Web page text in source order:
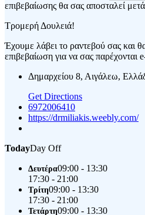
επιβεβαίωσης θα σας αποσταλεί
Τρομερή Δουλειά!
Έχουμε λάβει το ραντεβού σας και
επιβεβαίωση για να σας παρέχονται
Δημαρχείου 8, Αιγάλεω,
Get Directions
6972006410
https://drmiliakis.weebly.com/
TodayDay Off
Δευτέρα09:00 - 13:30
17:30 - 21:00
Τρίτη09:00 - 13:30
17:30 - 21:00
Τετάρτη09:00 - 13:30